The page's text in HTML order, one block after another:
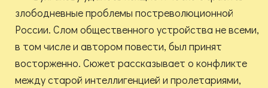
злободневные проблемы постреволюционной
России. Слом общественного устройства не всеми,
в том числе и автором повести, был принят
восторженно. Сюжет рассказывает о конфликте
между старой интеллигенцией и пролетариями,